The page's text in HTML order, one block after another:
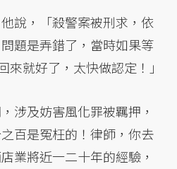
說，「殺警案被刑求，依
題是弄錯了，當時如果等
來就好了，太快做認定！」
涉及妨害風化罪被羈押，
百是冤枉的！律師，你去
業將近一二十年的經驗，